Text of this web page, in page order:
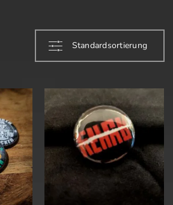
Standardsortierung